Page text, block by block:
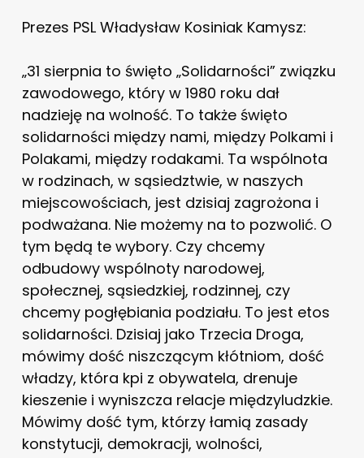
Prezes PSL Władysław Kosiniak Kamysz:
„31 sierpnia to święto „Solidarności” związku
zawodowego, który w 1980 roku dał
nadzieję na wolność. To także święto
solidarności między nami, między Polkami i
Polakami, między rodakami. Ta wspólnota
w rodzinach, w sąsiedztwie, w naszych
miejscowościach, jest dzisiaj zagrożona i
podważana. Nie możemy na to pozwolić. O
tym będą te wybory. Czy chcemy
odbudowy wspólnoty narodowej,
społecznej, sąsiedzkiej, rodzinnej, czy
chcemy pogłębiania podziału. To jest etos
solidarności. Dzisiaj jako Trzecia Droga,
mówimy dość niszczącym kłótniom, dość
władzy, która kpi z obywatela, drenuje
kieszenie i wyniszcza relacje międzyludzkie.
Mówimy dość tym, którzy łamią zasady
konstytucji, demokracji, wolności,